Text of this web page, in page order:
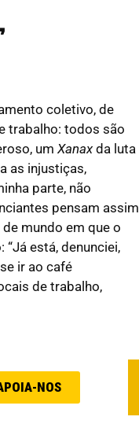
coletivo, de
trabalho: todos são
um Xanaxda luta
as injustiças,
parte, não
pensam assim
mundo em que o
está, denunciei,
ir ao café
de trabalho,
NOS